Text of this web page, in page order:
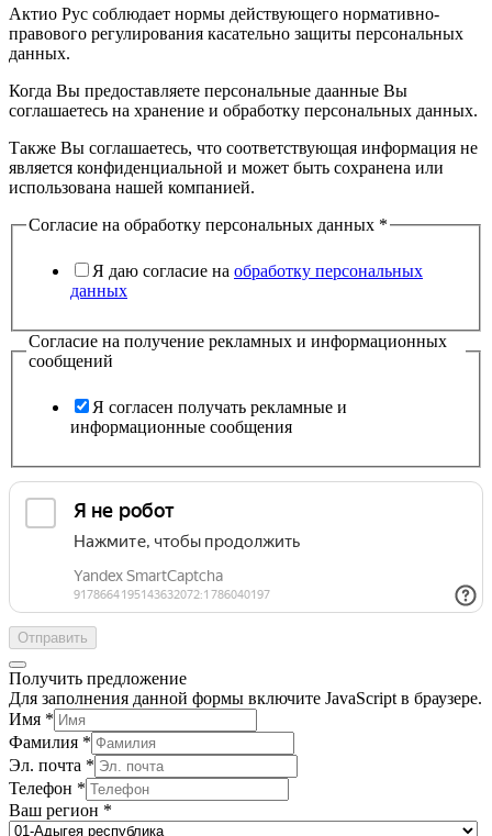
Актио Рус соблюдает нормы действующего нормативно-
правового регулирования касательно защиты персональных
данных.
Когда Вы предоставляете персональные даанные Вы
соглашаетесь на хранение и обработку персональных данных.
Также Вы соглашаетесь, что соответствующая информация не
является конфиденциальной и может быть сохранена или
использована нашей компанией.
Согласие на обработку персональных данных *
Я даю согласие на обработку персональных
данных
Согласие на получение рекламных и информационных
сообщений
Я согласен получать рекламные и
информационные сообщения
Отправить
Получить предложение
Для заполнения данной формы включите JavaScript в браузере.
Имя *
Фамилия *
Эл. почта *
Телефон *
Ваш регион *